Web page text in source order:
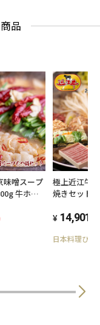
品
味噌スープ
ホル
き
極上近江牛
焼きセット
14,901
日本料理ひょ